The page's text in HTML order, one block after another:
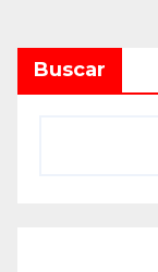
Buscar